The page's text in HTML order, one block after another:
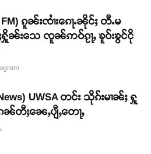
FM) ၵူၼ်းၸၢႆးၵေႃႉၼိုင်ႈ တီႉမ
ၼ်းသေ ၸူၼ်ဢဝ်ၵႂႃႇ ၶူဝ်းၶွင်ငို
UWSA တင်း သိုၵ်းမၢၼ်ႈ ႁူ
ၼ်တီႈၼေႇပျီႇတေႃႇ